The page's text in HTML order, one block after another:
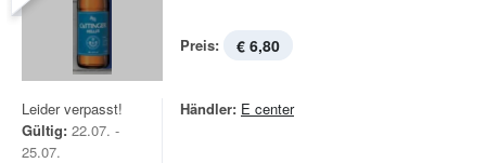
Preis: € 6,80
Leider verpasst!
Gültig: 22.07. -
25.07.
Händler: E center